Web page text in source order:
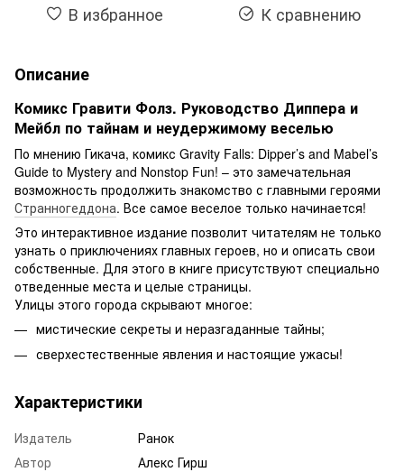
В избранное К сравнению
Описание
Комикс Гравити Фолз. Руководство Диппера и
Мейбл по тайнам и неудержимому веселью
По мнению Гикача, комикс Gravity Falls: Dipper’s and Mabel’s
Guide to Mystery and Nonstop Fun! – это замечательная
возможность продолжить знакомство с главными героями
Странногеддона. Все самое веселое только начинается!
Это интерактивное издание позволит читателям не только
узнать о приключениях главных героев, но и описать свои
собственные. Для этого в книге присутствуют специально
отведенные места и целые страницы.
Улицы этого города скрывают многое:
мистические секреты и неразгаданные тайны;
сверхестественные явления и настоящие ужасы!
Характеристики
Издатель
Ранок
Автор
Алекс Гирш